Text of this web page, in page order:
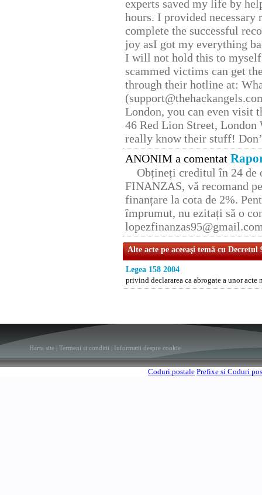
experts saved my life by
hours. I provided
complete the successful
joy asI got my everything
I will not hold this to
scammed victims can get
through their hotline at:
London, you can even visit
46 Red Lion Street, London
really know their stuff!
ANONIM a comentat
Obțineți creditul în 24 de
FINANZAS, vă recomand
finanțare la cota de 2%.
împrumut, nu ezitați să o
Alte acte pe aceeaşi temă cu Decretul
Legea 158 2004
privind declararea ca abrogate a unor acte
Harta site Termeni si conditii Informatii despre cookie
Coduri postale Prefixe si Coduri